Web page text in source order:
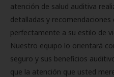
atención de salud auditiva
detalladas y
perfectamente a su estilo de
Nuestro equipo lo orientará
seguro y sus beneficios
que la atención que usted